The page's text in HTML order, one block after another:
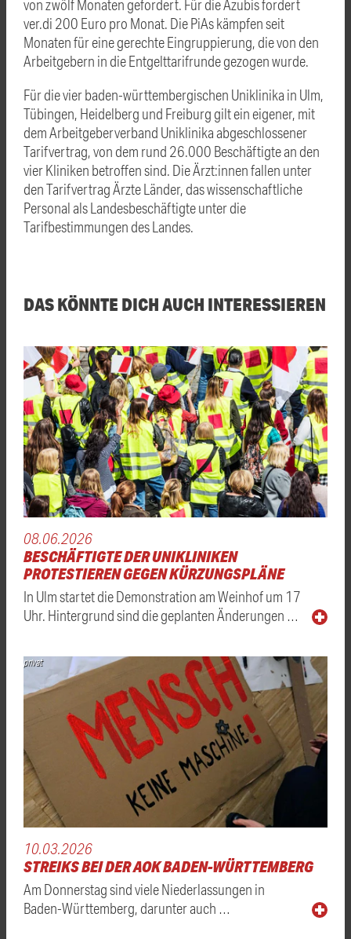
von zwölf Monaten gefordert. Für die Azubis fordert
ver.di 200 Euro pro Monat. Die PiAs kämpfen seit
Monaten für eine gerechte Eingruppierung, die von den
Arbeitgebern in die Entgelttarifrunde gezogen wurde.
Für die vier baden-württembergischen Uniklinika in Ulm,
Tübingen, Heidelberg und Freiburg gilt ein eigener, mit
dem Arbeitgeberverband Uniklinika abgeschlossener
Tarifvertrag, von dem rund 26.000 Beschäftigte an den
vier Kliniken betroffen sind. Die Ärzt:innen fallen unter
den Tarifvertrag Ärzte Länder, das wissenschaftliche
Personal als Landesbeschäftigte unter die
Tarifbestimmungen des Landes.
DAS KÖNNTE DICH AUCH INTERESSIEREN
08.06.2026
BESCHÄFTIGTE DER UNIKLINIKEN
PROTESTIEREN GEGEN KÜRZUNGSPLÄNE
In Ulm startet die Demonstration am Weinhof um 17
Uhr. Hintergrund sind die geplanten Änderungen …
privat
10.03.2026
STREIKS BEI DER AOK BADEN-WÜRTTEMBERG
Am Donnerstag sind viele Niederlassungen in
Baden-Württemberg, darunter auch …